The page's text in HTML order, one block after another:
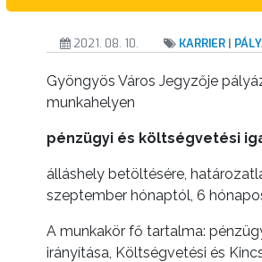
2021. 08. 10. KARRIER |
Gyöngyös Város Jegyzője
munkahelyen
pénzügyi és költségvetési
álláshely betöltésére,
szeptember hónaptól, 6
A munkakör fő tartalma:
irányítása, Költségvetési és